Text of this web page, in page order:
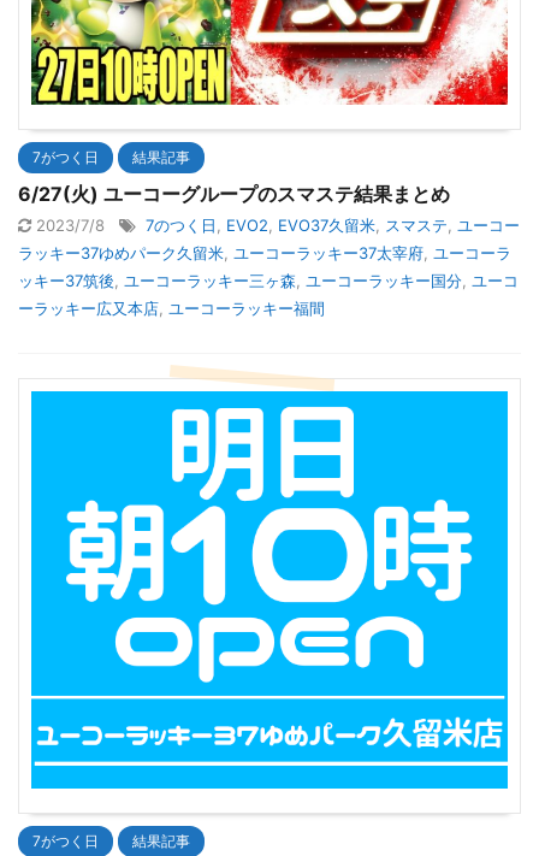
7がつく日 結果記事
6/27(火) ユーコーグループのスマステ結果まとめ
2023/7/8 7のつく日, EVO2, EVO37久留米, スマステ, ユーコー
ラッキー37ゆめパーク久留米, ユーコーラッキー37太宰府, ユーコーラ
ッキー37筑後, ユーコーラッキー三ヶ森, ユーコーラッキー国分, ユーコ
ーラッキー広又本店, ユーコーラッキー福間
7がつく日 結果記事